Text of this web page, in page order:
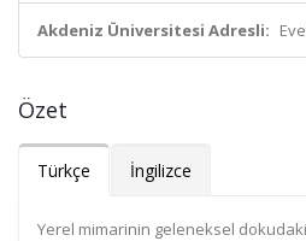
Akdeniz Üniversitesi Adresli:
Özet
Türkçe İngilizce
Yerel mimarinin geleneksel